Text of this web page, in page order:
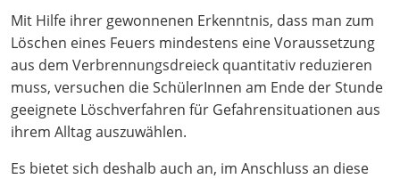
Mit Hilfe ihrer gewonnenen Erkenntnis, dass man zum
Löschen eines Feuers mindestens eine Voraussetzung
aus dem Verbrennungsdreieck quantitativ reduzieren
muss, versuchen die SchülerInnen am Ende der Stunde
geeignete Löschverfahren für Gefahrensituationen aus
ihrem Alltag auszuwählen.
Es bietet sich deshalb auch an, im Anschluss an diese